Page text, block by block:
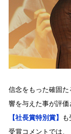
信念をもった確固
響を与えた事が評価
【社長賞特別賞】
も
受賞コメントでは、